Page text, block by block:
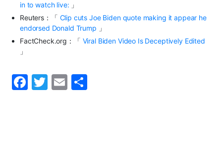
in to watch live: 」
Reuters：「 Clip cuts Joe Biden quote making it appear he
endorsed Donald Trump 」
FactCheck.org ：「 Viral Biden Video Is Deceptively Edited
」
F
T
E